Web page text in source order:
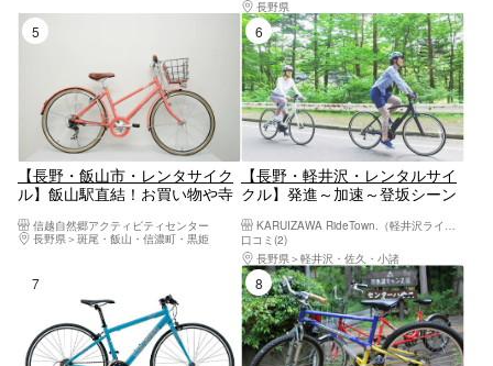
長野県
【長野・飯山市・レンタサイク
ル】飯山駅直結！お買い物や寺
クル信越自然郷アクティビティセンター
長野県
斑尾・飯山・信濃町・黒姫
6位
【長野・軽井沢・レンタルサイ
クル】発進～加速～登坂シーン
た本格クロスバイク（YPJ-C）
KARUIZAWA RideTown.（軽井沢ライドタウン）
口コミ(2)
長野県
軽井沢・佐久・小諸
8位